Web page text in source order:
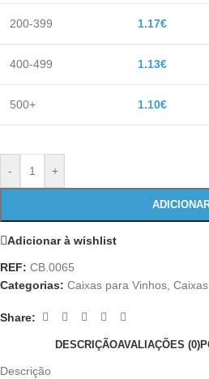
200-399 1.17€
400-499 1.13€
500+ 1.10€
- +
Adicionar à wishlist
REF: CB.0065
Categorias: Caixas para Vinhos,
Share:
DESCRIÇÃOAVALIAÇÕES (0)
Descrição